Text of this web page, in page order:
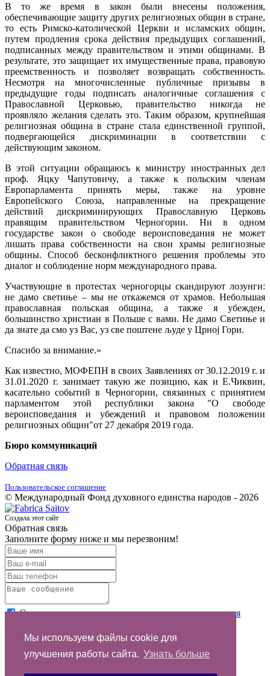
Мы используем файлы cookie для
улучшения работы сайта. Узнать больше
В то же время в закон были внесены положения,
обеспечивающие защиту других религиозных общин в стране,
то есть Pимско-католической Церкви и исламских общин,
путем продления срокa действия предыдущих соглашений,
подписанных между правительством и этими общинами. В
результате, это защищает их имущественные права, правовую
преемственность и позволяет возвращать собственность.
Несмотря на многочисленные публичные призывы в
предыдущие годы подписать аналогичные соглашения с
Православной Церковью, правительство никогда не
проявляло желания сделать это. Таким образом, крупнейшая
религиозная община в стране стала единственной группой,
подвергающейся дискриминации в соответствии с
действующим законом.
В этой ситуации обращаюсь к министру иностранных дел
проф. Яцкy Чапутовичy, а также к польским членaм
Европарламента принять меры, также на уровне
Европейского Союза, направленные на прекращение
действий дискриминирующих Православную Церковь
правящим правительствoм Черногории. Ни в одном
государстве закон о свободе вероисповедания не может
лишать права собственности на свои храмы религиозные
общины. Способ бесконфликтного решения проблемы это
диалог и соблюдение норм международного права.
Участвующие в протестах черногорцы скандируют лозунги:
не дамо светиње – мы не откажемся от храмов. Небольшая
православная польская община, а также я убежден,
большинство христиан в Польше с вами. Не дамо Cветиње и
да знате да смо уз Вас, уз све поштене људе у Црној Гори.
Спасибо за внимание.»
Как известно, МОФЕПН в своих Заявлениях от 30.12.2019 г. и
31.01.2020 г. занимает такую же позицию, как и Е.Чиквин,
касательно событий в Черногории, связанных с принятием
парламентом этой республики закона "О свободе
вероисповедания и убеждений и правовом положении
религиозных общин"от 27 декабря 2019 года.
Бюро коммуникаций
Обратная связь
Пользовательское соглашение
© Международный Фонд духовного единства народов - 2026
Создала этот сайт
Обратная связь
Заполните форму ниже и мы перезвоним!
Согласен с условиямипользовательского соглашения
Спасибо за обращение